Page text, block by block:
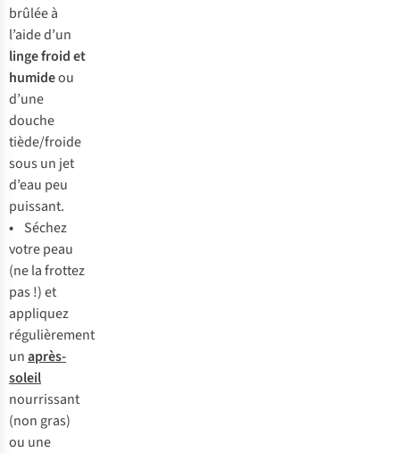
brûléeà
l’aided’un
lingefroidet
humideou
d’une
douche
tiède/froide
sous un jet
d’eau peu
puissant.
• Séchez
votrepeau
(nelafrottez
pas !) et
appliquez
régulièrement
unaprès-
soleil
nourrissant
(non gras)
ou une